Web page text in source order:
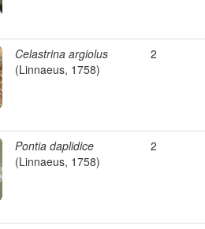
Celastrina argiolus
(Linnaeus, 1758)
2
Pontia daplidice
(Linnaeus, 1758)
2